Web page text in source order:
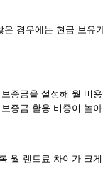
경우에는 현금 보
증금을 설정해 월 비
증금 활용 비중이 높
월 렌트료 차이가 크